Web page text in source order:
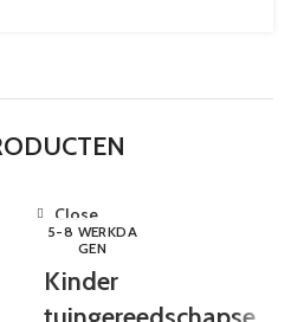
5-8 WERKDA
GEN
Close
Kinder